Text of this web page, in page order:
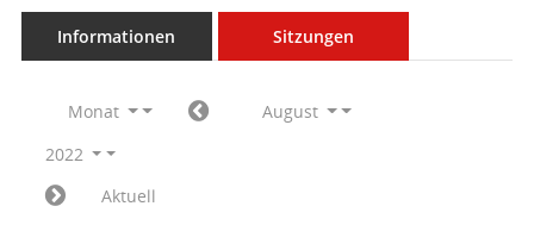
Informationen Sitzungen
Monat
August
2022
Aktuell